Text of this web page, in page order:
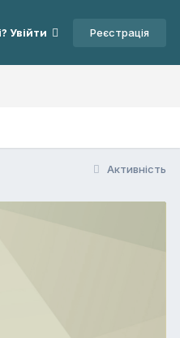
Увійти Реєстрація
Активність